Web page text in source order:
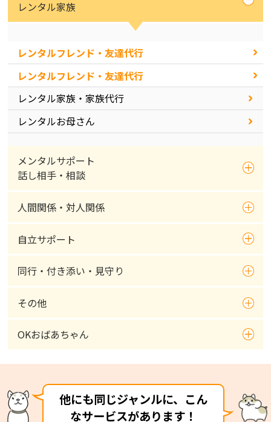
レンタル家族
レンタルフレンド・友達代行
レンタルフレンド・友達代行
レンタル家族・家族代行
レンタルお母さん
メンタルサポート
話し相手・相談
人間関係・対人関係
自立サポート
同行・付き添い・見守り
その他
OKおばあちゃん
他にも同じジャンルに、こん
なサービスがあります！